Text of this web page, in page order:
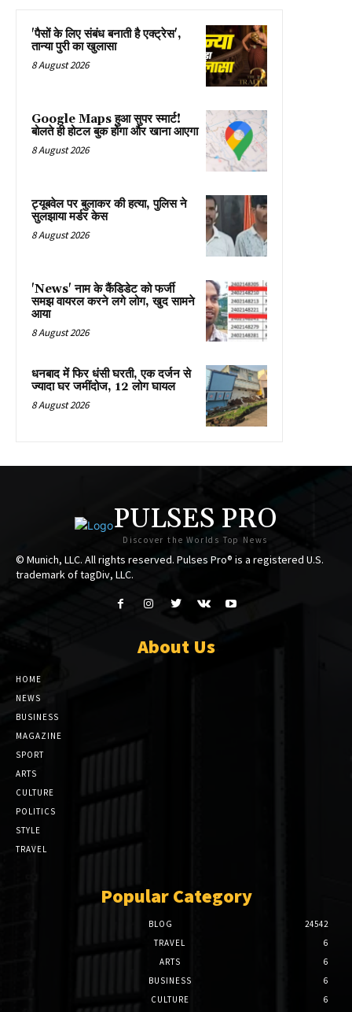
'पैसों के लिए संबंध बनाती है एक्ट्रेस',
तान्या पुरी का खुलासा
8 August 2026
Google Maps हुआ सुपर स्मार्ट!
बोलते ही होटल बुक होगा और खाना आएगा
8 August 2026
ट्यूबवेल पर बुलाकर की हत्या, पुलिस ने
सुलझाया मर्डर केस
8 August 2026
'News' नाम के कैंडिडेट को फर्जी
समझ वायरल करने लगे लोग, खुद सामने
आया
8 August 2026
धनबाद में फिर धंसी घरती, एक दर्जन से
ज्यादा घर जमींदोज, 12 लोग घायल
8 August 2026
PULSES PRO
Discover the Worlds Top News
© Munich, LLC. All rights reserved. Pulses Pro® is a registered U.S.
trademark of tagDiv, LLC.
About Us
HOME
NEWS
BUSINESS
MAGAZINE
SPORT
ARTS
CULTURE
POLITICS
STYLE
TRAVEL
Popular Category
BLOG
24542
TRAVEL
6
ARTS
6
BUSINESS
6
CULTURE
6